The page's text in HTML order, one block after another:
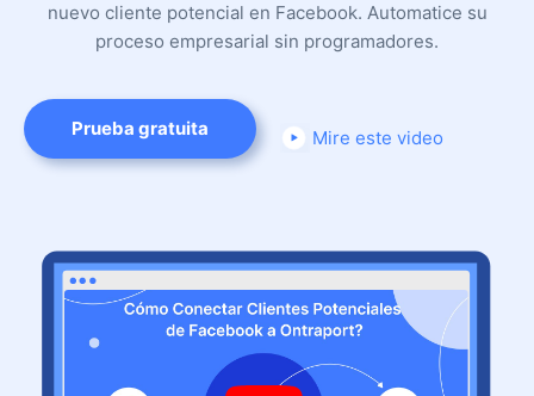
nuevo cliente potencial en Facebook. Automatice su
proceso empresarial sin programadores.
Prueba gratuita Mire este video